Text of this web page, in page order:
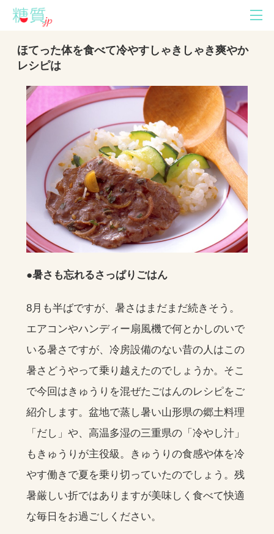
ほてった体を食べて冷やすしゃきしゃき爽やか
レシピは
●暑さも忘れるさっぱりごはん
8月も半ばですが、暑さはまだまだ続きそう。
エアコンやハンディー扇風機で何とかしのいで
いる暑さですが、冷房設備のない昔の人はこの
暑さどうやって乗り越えたのでしょうか。そこ
で今回はきゅうりを混ぜたごはんのレシピをご
紹介します。盆地で蒸し暑い山形県の郷土料理
「だし」や、高温多湿の三重県の「冷やし汁」
もきゅうりが主役級。きゅうりの食感や体を冷
やす働きで夏を乗り切っていたのでしょう。残
暑厳しい折ではありますが美味しく食べて快適
な毎日をお過ごしください。